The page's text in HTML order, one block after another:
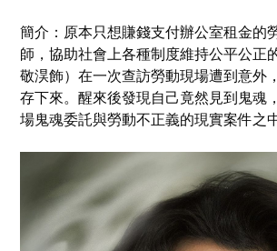
簡介：原本只想賺錢支付辦公室租金的
師，協助社會上各種制度維持公平公正
敬淏飾）在一次查訪勞動現場遭到意外
存下來。醒來後發現自己竟然見到鬼魂
場鬼魂委託與勞動不正義的現實案件之中